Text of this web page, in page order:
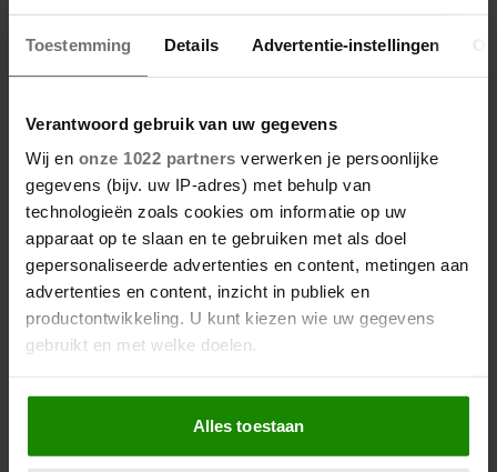
Toestemming Details Advertentie-instellingen
Verantwoord gebruik van uw gegevens
Wij en onze 1022 partners verwerken je persoonlijke
gegevens (bijv. uw IP-adres) met behulp van
technologieën zoals cookies om informatie op uw
apparaat op te slaan en te gebruiken met als doel
gepersonaliseerde advertenties en content, metingen aan
advertenties en content, inzicht in publiek en
productontwikkeling. U kunt kiezen wie uw gegevens
gebruikt en met welke doelen.
Als u het toestaat, willen we ook graag:
Informatie verzamelen over uw geografische
locatie, die tot een paar meter nauwkeurig kan zijn
Alles toestaan
CORNALD MAAS WINT PRIJS MET
‘FUCK DE EBU’: ‘HET FLOEPTE ER
GEWOON UIT’